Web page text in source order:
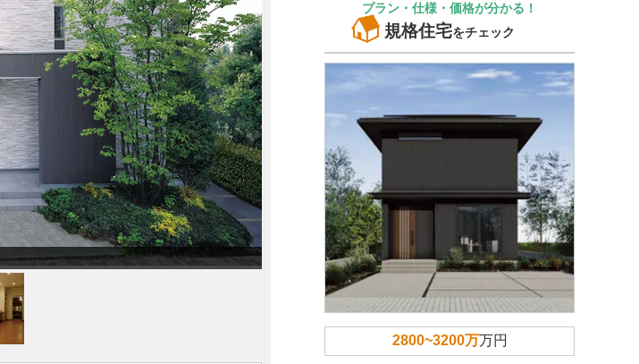
プラン・仕様・価格が分かる！
規格住宅をチェック
2800~3200万万円